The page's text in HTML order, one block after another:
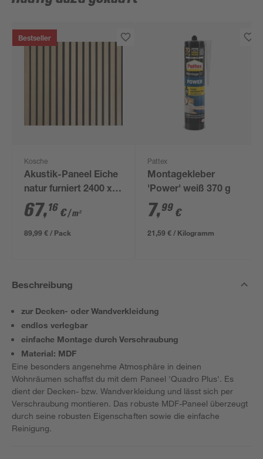
Bestseller
Kosche
Akustik-Paneel Eiche
natur furniert 2400 x
561 x 19 mm
67,16 €/ m²
89,99 € / Pack
Pattex
Montagekleber
'Power' weiß 370 g
7,99 €
21,59 € / Kilogramm
Beschreibung
zur Decken- oder Wandverkleidung
endlos verlegbar
einfache Montage durch Verschraubung
Material: MDF
Eine besonders angenehme Atmosphäre in deinen
Wohnräumen schaffst du mit dem Paneel 'Quadro Plus'. Es
dient der Decken- bzw. Wandverkleidung und lässt sich per
Verschraubung montieren. Das robuste MDF-Paneel überzeugt
durch seine robusten Eigenschaften sowie die einfache
Reinigung.